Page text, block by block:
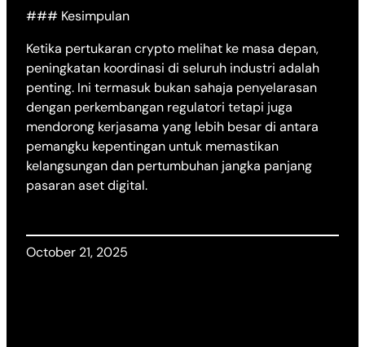
### Kesimpulan
Ketika pertukaran crypto melihat ke masa depan,
peningkatan koordinasi di seluruh industri adalah
penting. Ini termasuk bukan sahaja penyelarasan
dengan perkembangan regulatori tetapi juga
mendorong kerjasama yang lebih besar di antara
pemangku kepentingan untuk memastikan
kelangsungan dan pertumbuhan jangka panjang
pasaran aset digital.
October 21, 2025